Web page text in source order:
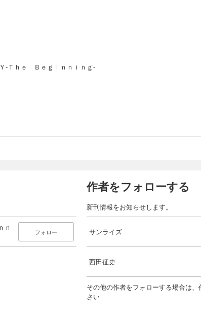
-Ｔｈｅ Ｂｅｇｉｎｎｉｎｇ-
ｎ
フォロー
作者をフォローする
新刊情報をお知らせします。
サンライズ
西田征史
その他の作者をフォローする場合は
さい